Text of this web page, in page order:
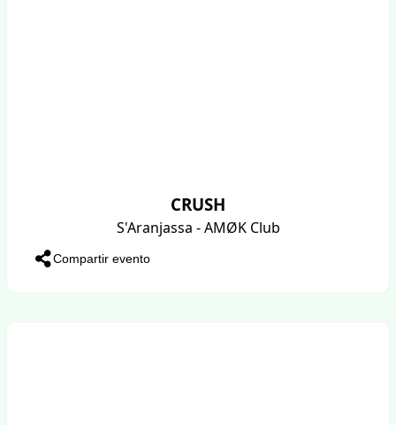
CRUSH
S'Aranjassa - AMØK Club
Compartir evento